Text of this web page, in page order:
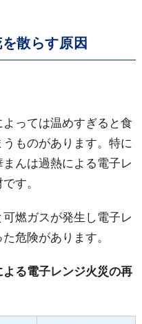
散らす原因
っては温めすぎると食
ものがあります。特に
んは過熱による電子レ
す。
燃ガスが発生し電子レ
危険があります。
よる電子レンジ火災の再